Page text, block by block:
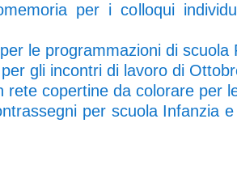
per i colloqui
le programmazioni di scuola
gli incontri di lavoro di
rete copertine da colorare per
per scuola Infanzia